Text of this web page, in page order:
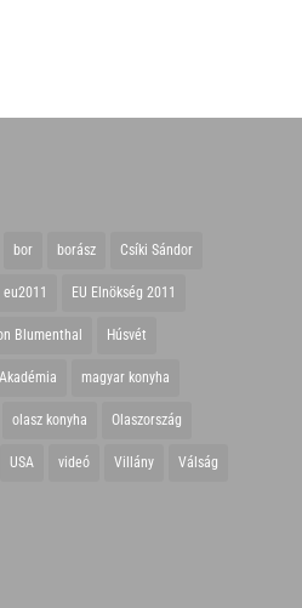
bor borász Csíki Sándor
eu2011 EU Elnökség 2011
Blumenthal Húsvét
magyar konyha
olasz konyha Olaszország
USA videó Villány Válság